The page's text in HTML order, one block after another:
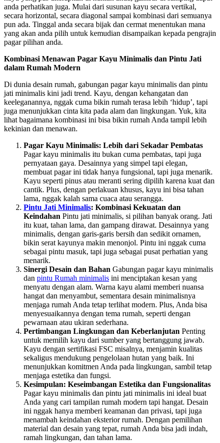
anda perhatikan juga. Mulai dari susunan kayu secara vertikal,
secara horizontal, secara diagonal sampai kombinasi dari semuanya
pun ada. Tinggal anda secara bijak dan cermat menentukan mana
yang akan anda pilih untuk kemudian disampaikan kepada pengrajin
pagar pilihan anda.
Kombinasi Menawan Pagar Kayu Minimalis dan Pintu Jati
dalam Rumah Modern
Di dunia desain rumah, gabungan pagar kayu minimalis dan pintu
jati minimalis kini jadi trend. Kayu, dengan kehangatan dan
keeleganannya, nggak cuma bikin rumah terasa lebih ‘hidup’, tapi
juga menunjukkan cinta kita pada alam dan lingkungan. Yuk, kita
lihat bagaimana kombinasi ini bisa bikin rumah Anda tampil lebih
kekinian dan menawan.
Pagar Kayu Minimalis: Lebih dari Sekadar Pembatas
Pagar kayu minimalis itu bukan cuma pembatas, tapi juga
pernyataan gaya. Desainnya yang simpel tapi elegan,
membuat pagar ini tidak hanya fungsional, tapi juga menarik.
Kayu seperti pinus atau meranti sering dipilih karena kuat dan
cantik. Plus, dengan perlakuan khusus, kayu ini bisa tahan
lama, nggak kalah sama cuaca atau serangga.
Pintu Jati Minimalis: Kombinasi Kekuatan dan
Keindahan Pintu jati minimalis, si pilihan banyak orang. Jati
itu kuat, tahan lama, dan gampang dirawat. Desainnya yang
minimalis, dengan garis-garis bersih dan sedikit ornamen,
bikin serat kayunya makin menonjol. Pintu ini nggak cuma
sebagai pintu masuk, tapi juga sebagai pusat perhatian yang
menarik.
Sinergi Desain dan Bahan Gabungan pagar kayu minimalis
dan pintu Rumah minimalis ini menciptakan kesan yang
menyatu dengan alam. Warna kayu alami memberi nuansa
hangat dan menyambut, sementara desain minimalisnya
menjaga rumah Anda tetap terlihat modern. Plus, Anda bisa
menyesuaikannya dengan tema rumah, seperti dengan
pewarnaan atau ukiran sederhana.
Pertimbangan Lingkungan dan Keberlanjutan Penting
untuk memilih kayu dari sumber yang bertanggung jawab.
Kayu dengan sertifikasi FSC misalnya, menjamin kualitas
sekaligus mendukung pengelolaan hutan yang baik. Ini
menunjukkan komitmen Anda pada lingkungan, sambil tetap
menjaga estetika dan fungsi.
Kesimpulan: Keseimbangan Estetika dan Fungsionalitas
Pagar kayu minimalis dan pintu jati minimalis ini ideal buat
Anda yang cari tampilan rumah modern tapi hangat. Desain
ini nggak hanya memberi keamanan dan privasi, tapi juga
menambah keindahan eksterior rumah. Dengan pemilihan
material dan desain yang tepat, rumah Anda bisa jadi indah,
ramah lingkungan, dan tahan lama.